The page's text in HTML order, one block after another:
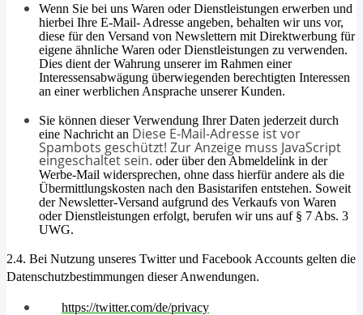
Wenn Sie bei uns Waren oder Dienstleis­tungen erwerben und
hierbei Ihre E-Mail- Adresse angeben, behalten wir uns vor,
diese für den Versand von Newslettern mit Direktwerbung für
eigene ähnliche Waren oder Dienstleistungen zu verwen­den.
Dies dient der Wahrung unserer im Rahmen einer
Interessensabwägung überwiegenden berechtigten Interessen
an einer werblichen Ansprache unserer Kunden.
Sie können dieser Verwendung Ihrer Daten jederzeit durch
eine Nachricht an Diese E-Mail-Adresse ist vor
Spambots geschützt! Zur Anzeige muss JavaScript
eingeschaltet sein. oder über den Abmeldelink in der
Werbe-Mail widersprechen, ohne dass hierfür an­dere als die
Übermittlungskosten nach den Basistarifen entstehen. Soweit
der Newsletter-Versand aufgrund des Ver­kaufs von Waren
oder Dienstleistungen erfolgt, berufen wir uns auf § 7 Abs. 3
UWG.
2.4. Bei Nutzung unseres Twitter und Facebook Accounts gelten die
Datenschutzbestimmungen dieser Anwendungen.
https://twitter.com/de/privacy